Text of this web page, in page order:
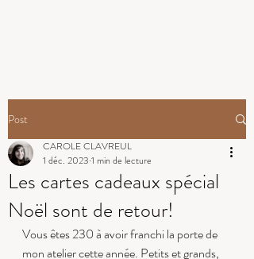
Post
Les cartes cadeaux spécial
Noël sont de retour!
CAROLE CLAVREUL
1 déc. 2023 1 min de lecture
Vous êtes 230 à avoir franchi la porte de
mon atelier cette année. Petits et grands,